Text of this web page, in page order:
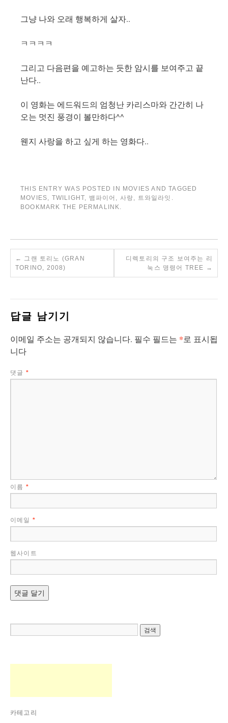
그냥 나와 오래 행복하게 살자..
ㅋㅋㅋㅋ
그리고 다음편을 예고하는 듯한 암시를 보여주고 끝
난다..
이 영화는 에드워드의 엄청난 카리스마와 간간히 나
오는 멋진 풍경이 볼만하다^^
웬지 사랑을 하고 싶게 하는 영화다..
THIS ENTRY WAS POSTED IN MOVIES AND TAGGED
MOVIES, TWILIGHT, 뱀파이어 , 사랑, 트와일라잇 .
BOOKMARK THE PERMALINK.
← 그랜 토리노 (GRAN
TORINO, 2008)
디렉토리의 구조 보여주는 리
눅스 명령어 TREE →
답글 남기기
이메일 주소는 공개되지 않습니다. 필수 필드는 *로 표시됩
니다
댓글 *
이름 *
이메일 *
웹사이트
카테고리